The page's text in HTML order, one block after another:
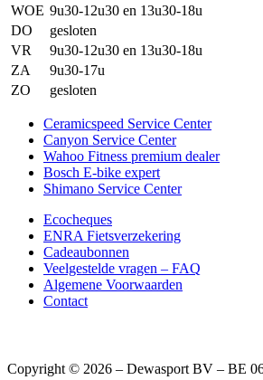
WOE 9u30-12u30 en 13u30-18u
DO
gesloten
VR
9u30-12u30 en 13u30-18u
ZA
9u30-17u
ZO
gesloten
Ceramicspeed Service Center
Canyon Service Center
Wahoo Fitness premium dealer
Bosch E-bike expert
Shimano Service Center
Ecocheques
ENRA Fietsverzekering
Cadeaubonnen
Veelgestelde vragen – FAQ
Algemene Voorwaarden
Contact
Copyright © 2026 – Dewasport BV – BE